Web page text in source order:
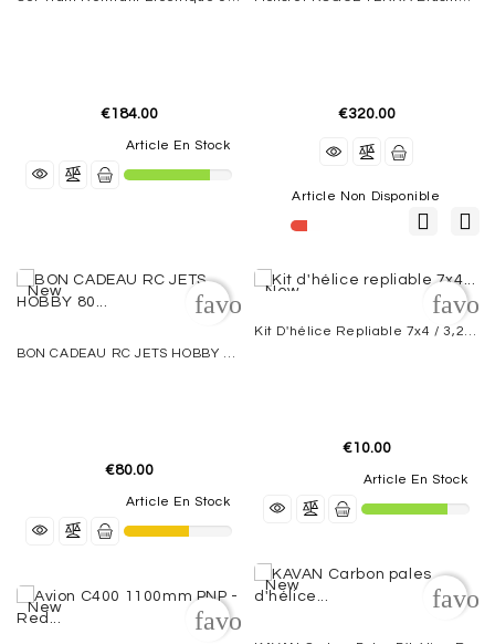
EQUIPMENT
SIMULATOR
PHOTO
CADEAU
€184.00
Article En Stock
€320.00
Article Non Disponible
New
BON CADEAU RC JETS HOBBY 80 EUROS
€80.00
Article En Stock
favorite_border
New favorite_border
New
Kit D'hélice Repliable 7x4 / 3,2 Mm
€10.00
Article En Stock
New